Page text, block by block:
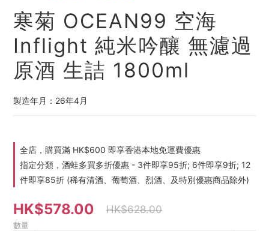
寒菊 OCEAN99 空海
Inflight 純米吟釀 無濾過
原酒 生詰 1800ml
製造年月：26年4月
全店，購買滿 HK$600 即享香港本地免運費優惠
指定分類，酒蛙多買多折優惠 - 3件即享95折; 6件即享9折; 12
件即享85折 (稀有清酒、葡萄酒、烈酒、及特別優惠商品除外)
HK$578.00 HK$628.00
數量